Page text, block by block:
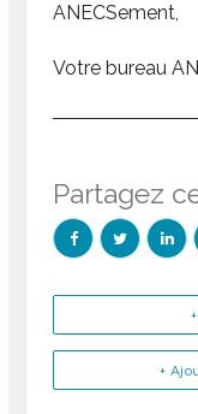
ANECSement,
Votre bureau
Partagez
+